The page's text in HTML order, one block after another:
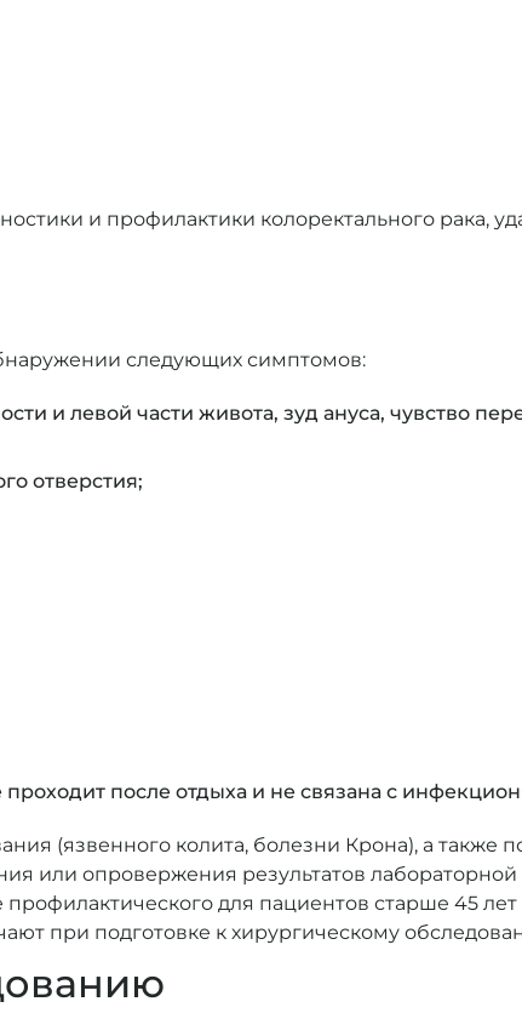
и профилактики колоректального рака,
следующих симптомов:
и левой части живота, зуд ануса, чувство
отверстия;
проходит после отдыха и не связана с
(язвенного колита, болезни Крона), а также
или опровержения результатов
для пациентов старше 45
при подготовке к хирургическому